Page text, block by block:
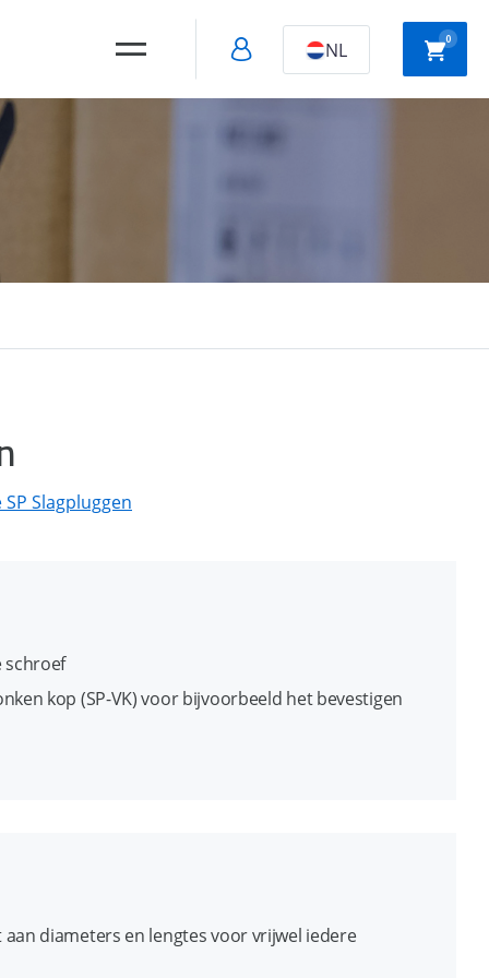
NL 0
Slagpluggen
schroef
kop (SP-VK) voor bijvoorbeeld het bevestigen
diameters en lengtes voor vrijwel iedere